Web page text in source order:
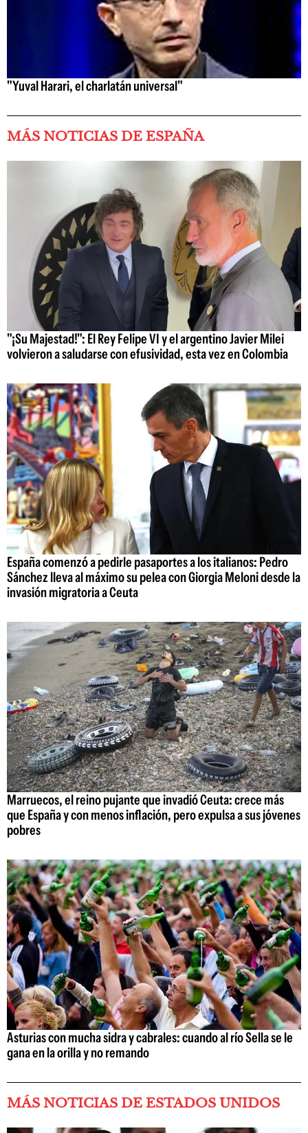
"Yuval Harari, el charlatán universal"
MÁS NOTICIAS DE ESPAÑA
"¡Su Majestad!": El Rey Felipe VI y el argentino Javier Milei
volvieron a saludarse con efusividad, esta vez en Colombia
España comenzó a pedirle pasaportes a los italianos: Pedro
Sánchez lleva al máximo su pelea con Giorgia Meloni desde la
invasión migratoria a Ceuta
Marruecos, el reino pujante que invadió Ceuta: crece más
que España y con menos inflación, pero expulsa a sus jóvenes
pobres
Asturias con mucha sidra y cabrales: cuando al río Sella se le
gana en la orilla y no remando
MÁS NOTICIAS DE ESTADOS UNIDOS